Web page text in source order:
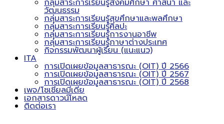
กลุ่มสาระการเรียนรู้สังคมศึกษา ศาสนา และ
วัฒนธรรม
กลุ่มสาระการเรียนรู้สุขศึกษาและพลศึกษา
กลุ่มสาระการเรียนรู้ศิลปะ
กลุ่มสาระการเรียนรู้การงานอาชีพ
กลุ่มสาระการเรียนรู้ภาษาต่างประเทศ
กิจกรรมพัฒนาผู้เรียน (แนะแนว)
ITA
การเปิดเผยข้อมูลสาธารณะ (OIT) ปี 2566
การเปิดเผยข้อมูลสาธารณะ (OIT) ปี 2567
การเปิดเผยข้อมูลสาธารณะ (OIT) ปี 2568
เพจ/โซเชียลมีเดีย
เอกสารดาวน์โหลด
ติดต่อเรา